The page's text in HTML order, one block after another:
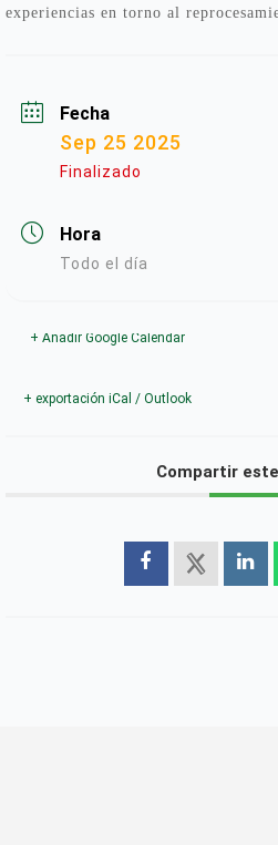
experiencias en torno al
Fecha
Sep 25 2025
Finalizado
Hora
Todo el día
+ Añadir Google Calendar
+ exportación iCal / Outlook
Compartir